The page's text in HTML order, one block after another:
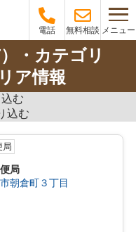
電話 無料相談 メニュー
・カテゴリ
ア情報
む
込む
局
局
朝倉町３丁目